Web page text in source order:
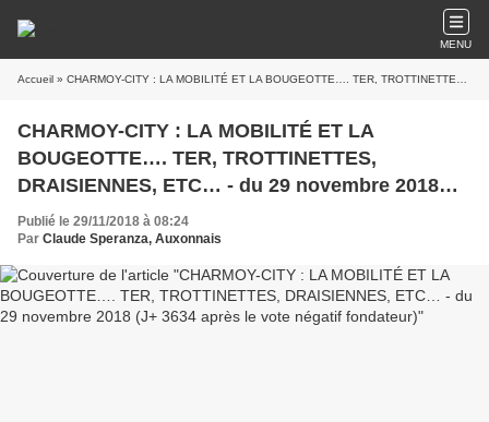
MENU
Accueil » CHARMOY-CITY : LA MOBILITÉ ET LA BOUGEOTTE…. TER, TROTTINETTES, DRAISIENNES, ETC… - du 29 novembre 2018 (J+ 3634 après le vote négatif fondateur)
CHARMOY-CITY : LA MOBILITÉ ET LA
BOUGEOTTE…. TER, TROTTINETTES,
DRAISIENNES, ETC… - du 29 novembre 2018
(J+ 3634 après le vote négatif fondateur)
Publié le 29/11/2018 à 08:24
Par Claude Speranza, Auxonnais